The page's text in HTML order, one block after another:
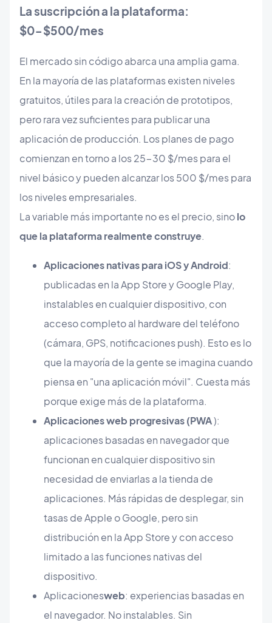
La suscripción a la plataforma:
$0-$500/mes
El mercado sin código abarca una amplia gama.
En la mayoría de las plataformas existen niveles
gratuitos, útiles para la creación de prototipos,
pero rara vez suficientes para publicar una
aplicación de producción. Los planes de pago
comienzan en torno a los 25-30 $/mes para el
nivel básico y pueden alcanzar los 500 $/mes para
los niveles empresariales.
La variable más importante no es el precio, sinolo
que la plataforma realmente construye.
Aplicaciones nativas para iOS y Android:
publicadas en la App Store y Google Play,
instalables en cualquier dispositivo, con
acceso completo al hardware del teléfono
(cámara, GPS, notificaciones push). Esto es lo
que la mayoría de la gente se imagina cuando
piensa en "una aplicación móvil". Cuesta más
porque exige más de la plataforma.
Aplicaciones web progresivas (PWA):
aplicaciones basadas en navegador que
funcionan en cualquier dispositivo sin
necesidad de enviarlas a la tienda de
aplicaciones. Más rápidas de desplegar, sin
tasas de Apple o Google, pero sin
distribución en la App Store y con acceso
limitado a las funciones nativas del
dispositivo.
Aplicacionesweb: experiencias basadas en
el navegador. No instalables. Sin